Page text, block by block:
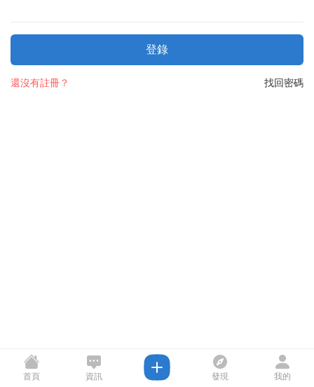
登錄
找回密碼
還沒有註冊？
首頁 資訊 發現 我的